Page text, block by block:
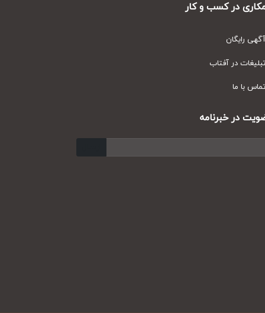
در کسب و کار
رایگان
در آفتاب
با ما
در خبرنامه